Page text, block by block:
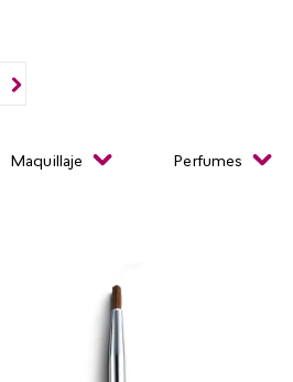
Maquillaje Perfumes